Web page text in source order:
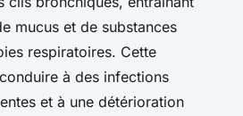
mucus et de substances
respiratoires. Cette
à des infections
et à une détérioration